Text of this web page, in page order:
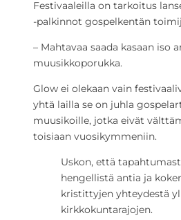
Festivaaleilla on tarkoitus
-palkinnot gospelkentän
– Mahtavaa saada kasaan iso
muusikkoporukka.
Glow ei olekaan vain
yhtä lailla se on juhla
muusikoille, jotka eivät
toisiaan vuosikymmeniin.
Uskon, että
hengellistä antia ja
kristittyjen yhteydestä
kirkkokuntarajojen.